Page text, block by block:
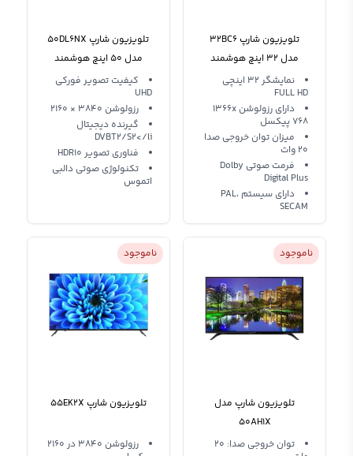
تلویزیون شارپ 32BC6
مدل 32 اینچ هوشمند
نمایشگر 32 اینچی
FULL HD
دارای رزولوشن 1366x
768 پیکسل
میزان توان خروجی صدا
20 وات
فرمت صوتی Dolby
Digital Plus
دارای سیستم PAL،
SECAM
تلویزیون شارپ 50DL6NX
مدل 50 اینچ هوشمند
فورکی 4K
کیفیت تصویر فورکی
UHD
رزولوشن 3840 × 2160
گیرنده دیجیتال
DVBT2/S2</li
فناوری تصویر HDR10
تکنولوژی صوتی دالبی
اتموس
ناموجود
تلویزیون شارپ مدل
50AH1X
توان خروجی صدا: 20
ناموجود
تلویزیون شارپ 55EK2X
رزولوشن 3840 در 2160